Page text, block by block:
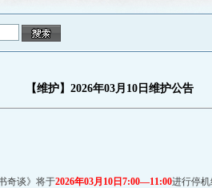
【维护】2026年03月10日维护公告
奇谈》将于2026年03月10 日7:00—11:00进行停